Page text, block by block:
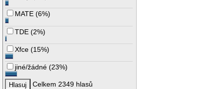
MATE (6%)
TDE (2%)
Xfce (15%)
jiné/žádné (23%)
Celkem 2349 hlasů